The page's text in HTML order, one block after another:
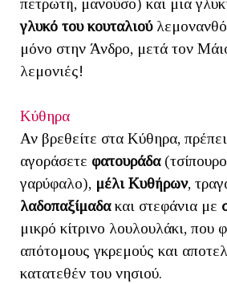
πετρωτή, μανούσο) και μια
γλυκό του κουταλιού
μόνο στην Άνδρο, μετά τον
λεμονιές!
Κύθηρα
Αν βρεθείτε στα Κύθηρα,
αγοράσετε φατουράδα
γαρύφαλο), μέλι Κυθήρων,
λαδοπαξίμαδακαι στεφάνια με
μικρό κίτρινο λουλουλάκι, που
απότομους γκρεμούς και
κατατεθέν του νησιού.